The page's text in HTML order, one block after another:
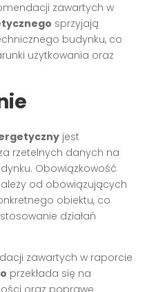
zawartych w
sprzyjają
budynku, co
użytkowania oraz
jest
rzetelnych danych na
Obowiązkowość
od obowiązujących
obiektu, co
działań
zawartych w raporcie
przekłada się na